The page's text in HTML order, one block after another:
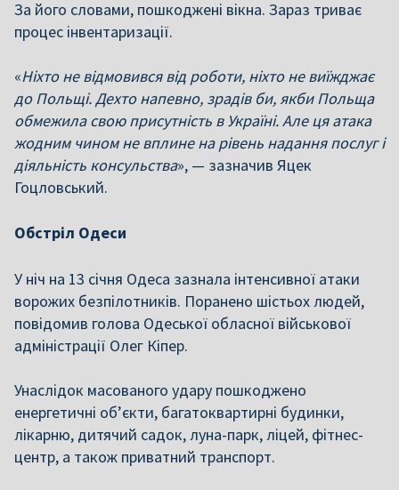
За його словами, пошкоджені вікна. Зараз триває
процес інвентаризації.
«Ніхто не відмовився від роботи, ніхто не виїжджає
до Польщі. Дехто напевно, зрадів би, якби Польща
обмежила свою присутність в Україні. Але ця атака
жодним чином не вплине на рівень надання послуг і
діяльність консульства», — зазначив Яцек
Гоцловський.
Обстріл Одеси
У ніч на 13 січня Одеса зазнала інтенсивної атаки
ворожих безпілотників. Поранено шістьох людей,
повідомив голова Одеської обласної військової
адміністрації Олег Кіпер.
Унаслідок масованого удару пошкоджено
енергетичні об’єкти, багатоквартирні будинки,
лікарню, дитячий садок, луна-парк, ліцей, фітнес-
центр, а також приватний транспорт.